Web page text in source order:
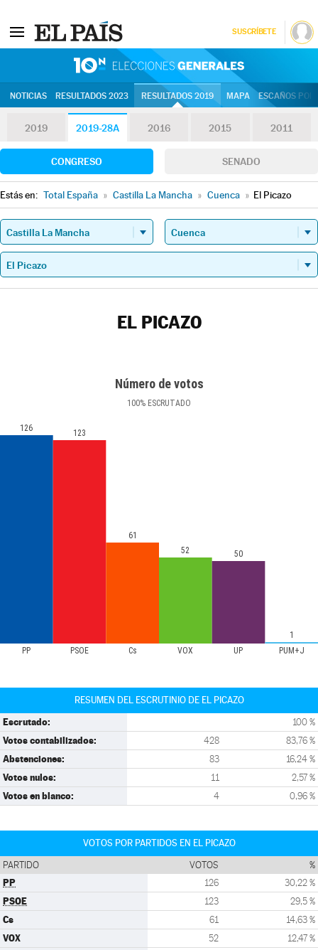
SUSCRÍBETE
NOTICIAS RESULTADOS 2023 RESULTADOS 2019 MAPA ESCAÑOS
2019 2019-28A 2016 2015 2011
CONGRESO SENADO
Estás en: Total España » Castilla La Mancha » Cuenca » El Picazo
EL PICAZO
Número de votos
100% ESCRUTADO
PP PSOE Cs VOX UP PUM+J
126 123
61
52
50
1
RESUMEN DEL ESCRUTINIO DE EL PICAZO
Escrutado: 100 %
Votos contabilizados: 428 83,76 %
Abstenciones: 83 16,24 %
Votos nulos: 11 2,57 %
Votos en blanco: 4 0,96 %
VOTOS POR PARTIDOS EN EL PICAZO
PARTIDO VOTOS %
PP 126 30,22 %
PSOE 123 29,5 %
Cs 61 14,63 %
VOX 52 12,47 %